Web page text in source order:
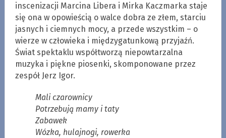
inscenizacji Marcina Libera i Mirka Kaczmarka staje
się ona w opowieścią o walce dobra ze złem, starciu
jasnych i ciemnych mocy, a przede wszystkim – o
wierze w człowieka i międzygatunkową przyjaźń.
Świat spektaklu współtworzą niepowtarzalna
muzyka i piękne piosenki, skomponowane przez
zespół Jerz Igor.
Mali czarownicy
Potrzebują mamy i taty
Zabawek
Wózka, hulajnogi, rowerka